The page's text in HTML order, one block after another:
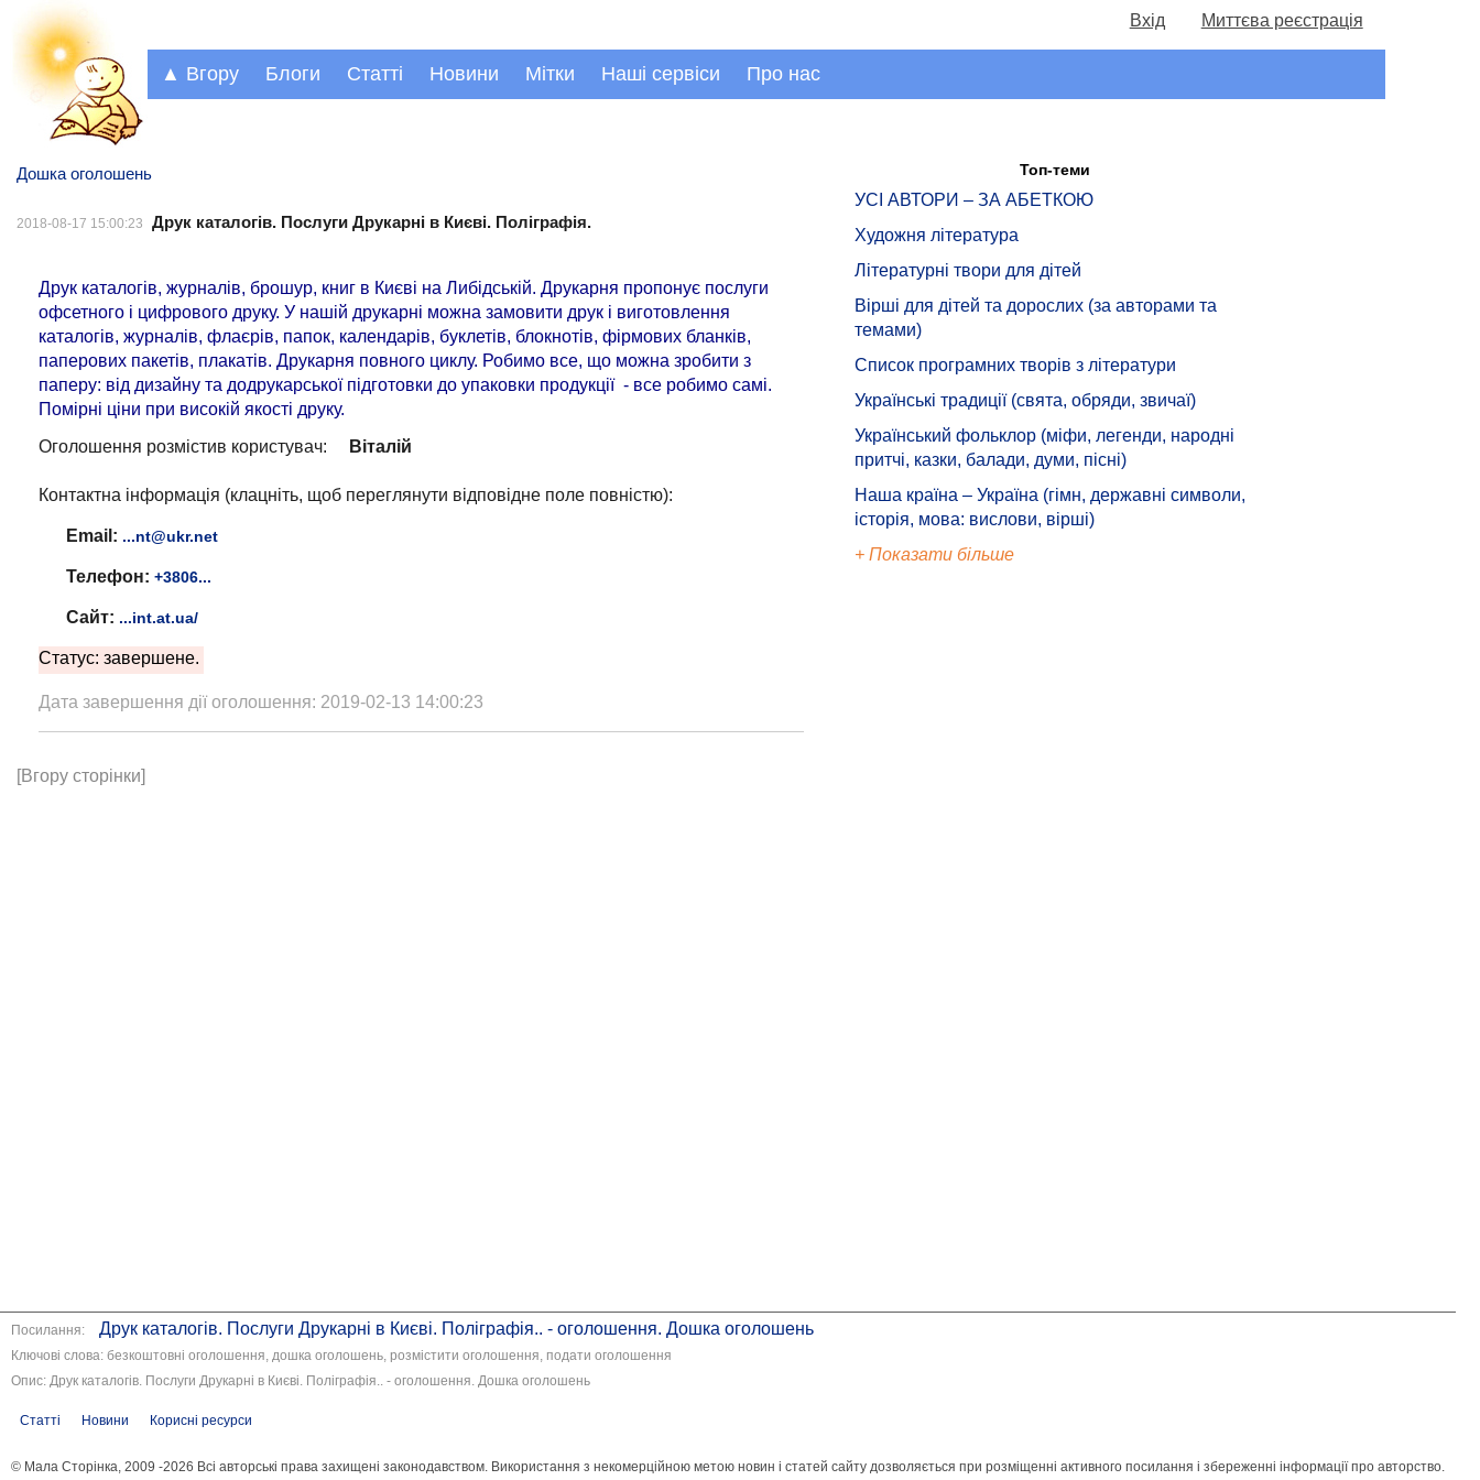
Вхід Миттєва реєстрація
▲ Вгору Блоги Статті Новини Мітки Наші сервіси Про нас
Дошка оголошень
2018-08-17 15:00:23 Друк каталогів. Послуги Друкарні в Києві. Поліграфія.
Друк каталогів, журналів, брошур, книг в Києві на Либідській. Друкарня пропонує послуги
офсетного і цифрового друку. У нашій друкарні можна замовити друк і виготовлення
каталогів, журналів, флаєрів, папок, календарів, буклетів, блокнотів, фірмових бланків,
паперових пакетів, плакатів. Друкарня повного циклу. Робимо все, що можна зробити з
паперу: від дизайну та додрукарської підготовки до упаковки продукції - все робимо самі.
Помірні ціни при високій якості друку.
Оголошення розмістив користувач:
Віталій
Контактна інформація (клацніть, щоб переглянути відповідне поле повністю):
Email: ...nt@ukr.net
Телефон: +3806...
Сайт: ...int.at.ua/
Статус: завершене.
Дата завершення дії оголошення: 2019-02-13 14:00:23
[Вгору сторінки]
Топ-теми
УСІ АВТОРИ – ЗА АБЕТКОЮ
Художня література
Літературні твори для дітей
Вірші для дітей та дорослих (за авторами та
темами)
Список програмних творів з літератури
Українські традиції (свята, обряди, звичаї)
Український фольклор (міфи, легенди, народні
притчі, казки, балади, думи, пісні)
Наша країна – Україна (гімн, державні символи,
історія, мова: вислови, вірші)
+ Показати більше
Посилання: Друк каталогів. Послуги Друкарні в Києві. Поліграфія.. - оголошення. Дошка оголошень
Ключові слова: безкоштовні оголошення, дошка оголошень, розмістити оголошення, подати оголошення
Опис: Друк каталогів. Послуги Друкарні в Києві. Поліграфія.. - оголошення. Дошка оголошень
Статті Новини Корисні ресурси
© Мала Сторінка, 2009 -2026 Всі авторські права захищені законодавством. Використання з некомерційною метою новин і статей сайту дозволяється при розміщенні активного посилання і збереженні інформації про авторство.